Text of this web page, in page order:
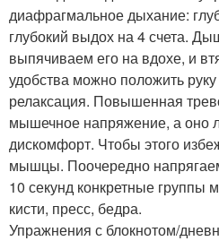
диафрагмальное дыхание:
глубокий выдох на 4 счета.
выпячиваем его на вдохе, и
удобства можно положить
релаксация. Повышенная
мышечное напряжение, а оно
дискомфорт. Чтобы этого
мышцы. Поочередно
10 секунд конкретные группы
кисти, пресс, бедра.
Упражнения с блокнотом/